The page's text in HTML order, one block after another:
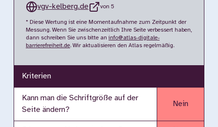
vgv-kelberg.de von 5
* Diese Wertung ist eine Momentaufnahme zum Zeitpunkt der
Messung. Wenn Sie zwischenzeitlich Ihre Seite verbessert haben,
dann schreiben Sie uns bitte an info@atlas-digitale-
barrierefreiheit.de. Wir aktualisieren den Atlas regelmäßig.
Kriterien
Kann man die Schriftgröße auf der
Seite ändern?
Nein